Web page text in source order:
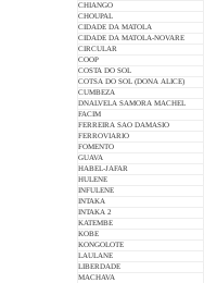
CHIANGO
CHOUPAL
CIDADE DA MATOLA
CIDADE DA MATOLA-NOVARE
CIRCULAR
COOP
COSTA DO SOL
COTSA DO SOL (DONA ALICE)
CUMBEZA
DNALVELA SAMORA MACHEL
FACIM
FERREIRA SAO DAMASIO
FERROVIARIO
FOMENTO
GUAVA
HABEL-JAFAR
HULENE
INFULENE
INTAKA
INTAKA 2
KATEMBE
KOBE
KONGOLOTE
LAULANE
LIBERDADE
MACHAVA